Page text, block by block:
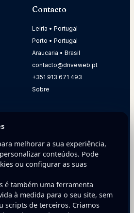
Contacto
Leiria • Portugal
Porto • Portugal
Araucaria • Brasil
contacto@driveweb.pt
+351 913 671 493
Sobre
melhorar a sua experiência,
conteúdos. Pode
ou configurar as suas
é também uma ferramenta
à medida para o seu site, sem
scripts de terceiros. Criamos